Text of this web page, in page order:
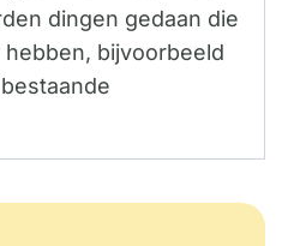
dingen gedaan die
bijvoorbeeld